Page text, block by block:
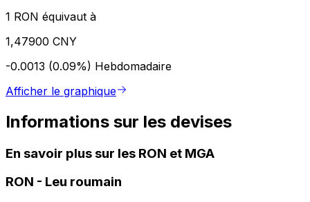
1 RON équivaut à
1,47900 CNY
-0.0013 (0.09%) Hebdomadaire
Afficher le graphique
Informations sur les devises
En savoir plus sur les RON et MGA
RON - Leu roumain